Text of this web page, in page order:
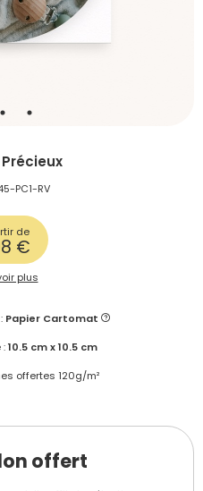
PC1-RV
de
€
plus
Papier Cartomat
:10.5 cm x 10.5 cm
offertes 120g/m²
offert